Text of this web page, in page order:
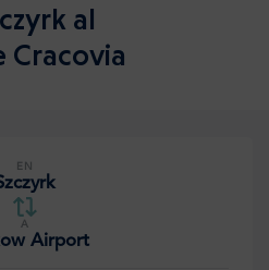
al
EN
A
Airport